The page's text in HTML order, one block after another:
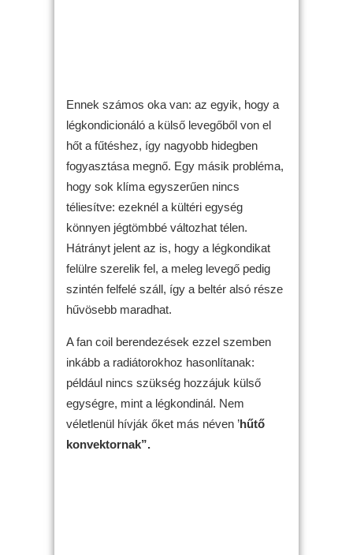
Ennek számos oka van: az egyik, hogy a
légkondicionáló a külső levegőből von el
hőt a fűtéshez, így nagyobb hidegben
fogyasztása megnő. Egy másik probléma,
hogy sok klíma egyszerűen nincs
téliesítve: ezeknél a kültéri egység
könnyen jégtömbbé változhat télen.
Hátrányt jelent az is, hogy a légkondikat
felülre szerelik fel, a meleg levegő pedig
szintén felfelé száll, így a beltér alsó része
hűvösebb maradhat.
A fan coil berendezések ezzel szemben
inkább a radiátorokhoz hasonlítanak:
például nincs szükség hozzájuk külső
egységre, mint a légkondinál. Nem
véletlenül hívják őket más néven ’hűtő
konvektornak”.